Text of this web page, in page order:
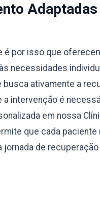
é por isso que
necessidades
ativamente a
intervenção é
em nossa
que cada
de